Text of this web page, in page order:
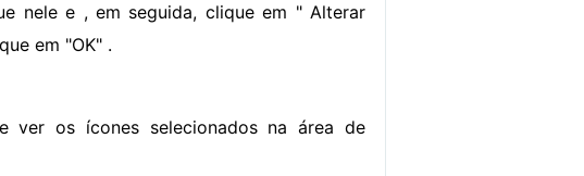
nele e , em seguida, clique em " Alterar
em "OK" .
ver os ícones selecionados na área de